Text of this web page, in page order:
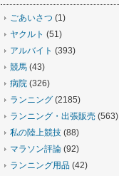
ごあいさつ (1)
ヤクルト (51)
アルバイト (393)
競馬 (43)
病院 (326)
ランニング (2185)
ランニング・出張販売 (563)
私の陸上競技 (88)
マラソン評論 (92)
ランニング用品 (42)